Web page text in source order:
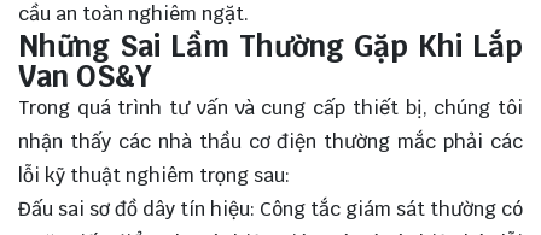
cầu an toàn nghiêm ngặt.
Những Sai Lầm Thường Gặp Khi Lắp
Van OS&Y
Trong quá trình tư vấn và cung cấp thiết bị, chúng tôi
nhận thấy các nhà thầu cơ điện thường mắc phải các
lỗi kỹ thuật nghiêm trọng sau:
Đấu sai sơ đồ dây tín hiệu: Công tắc giám sát thường có